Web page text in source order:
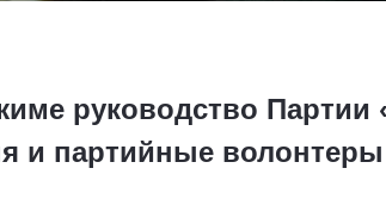
руководство Партии
и партийные